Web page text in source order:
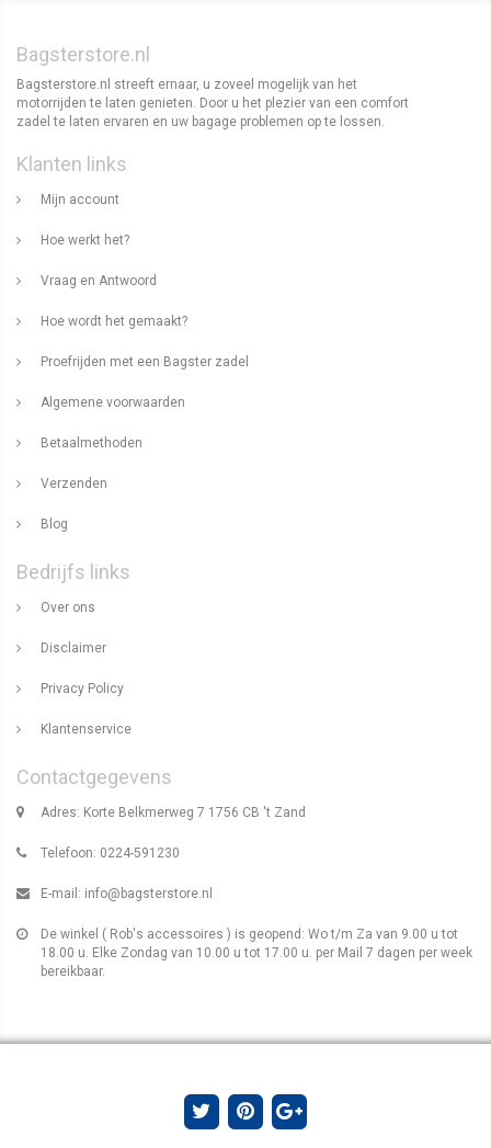
Bagsterstore.nl
Bagsterstore.nl streeft ernaar, u zoveel mogelijk van het
motorrijden te laten genieten. Door u het plezier van een comfort
zadel te laten ervaren en uw bagage problemen op te lossen.
Klanten links
Mijn account
Hoe werkt het?
Vraag en Antwoord
Hoe wordt het gemaakt?
Proefrijden met een Bagster zadel
Algemene voorwaarden
Betaalmethoden
Verzenden
Blog
Bedrijfs links
Over ons
Disclaimer
Privacy Policy
Klantenservice
Contactgegevens
Adres: Korte Belkmerweg 7 1756 CB 't Zand
Telefoon: 0224-591230
E-mail: info@bagsterstore.nl
De winkel ( Rob's accessoires ) is geopend: Wo t/m Za van 9.00 u tot
18.00 u. Elke Zondag van 10.00 u tot 17.00 u. per Mail 7 dagen per week
bereikbaar.